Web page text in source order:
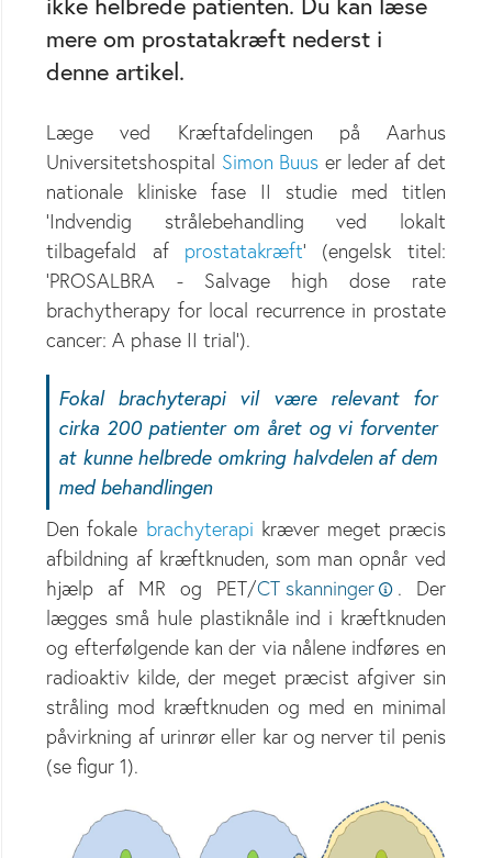
mere om prostatakræft nederst i
denne artikel.
Læge ved Kræftafdelingen på Aarhus
Universitetshospital Simon Buus er leder af det
nationale kliniske fase II studie med titlen
’Indvendig strålebehandling ved lokalt
tilbagefald af prostatakræft’ (engelsk titel:
’PROSALBRA - Salvage high dose rate
brachytherapy for local recurrence in prostate
cancer: A phase II trial’).
Fokal brachyterapi vil være relevant for
cirka 200 patienter om året og vi forventer
at kunne helbrede omkring halvdelen af dem
med behandlingen
Den fokale brachyterapi kræver meget præcis
afbildning af kræftknuden, som man opnår ved
hjælp af MR og PET/CT skanninger
. Der
lægges små hule plastiknåle ind i kræftknuden
og efterfølgende kan der via nålene indføres en
radioaktiv kilde, der meget præcist afgiver sin
stråling mod kræftknuden og med en minimal
påvirkning af urinrør eller kar og nerver til penis
(se figur 1).